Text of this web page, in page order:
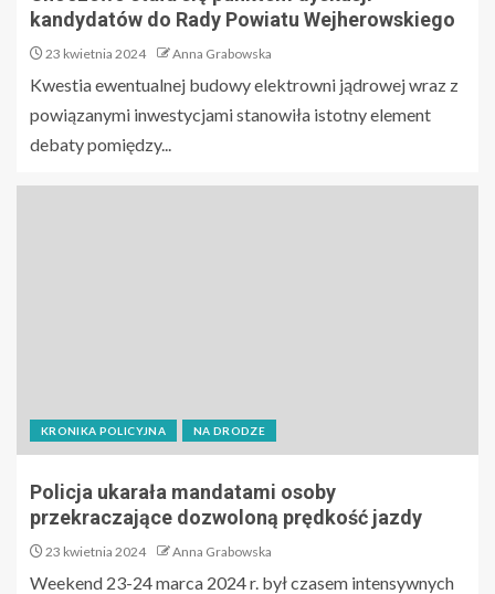
kandydatów do Rady Powiatu Wejherowskiego
23 kwietnia 2024 Anna Grabowska
Kwestia ewentualnej budowy elektrowni jądrowej wraz z
powiązanymi inwestycjami stanowiła istotny element
debaty pomiędzy...
KRONIKA POLICYJNA NA DRODZE
Policja ukarała mandatami osoby
przekraczające dozwoloną prędkość jazdy
23 kwietnia 2024 Anna Grabowska
Weekend 23-24 marca 2024 r. był czasem intensywnych